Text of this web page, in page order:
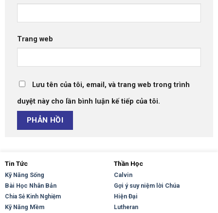
Trang web
Lưu tên của tôi, email, và trang web trong trình
duyệt này cho lần bình luận kế tiếp của tôi.
Tin Tức
Kỹ Năng Sống
Bài Học Nhân Bản
Chia Sẻ Kinh Nghiệm
Kỹ Năng Mềm
Thần Học
Calvin
Gợi ý suy niệm lời Chúa
Hiện Đại
Lutheran